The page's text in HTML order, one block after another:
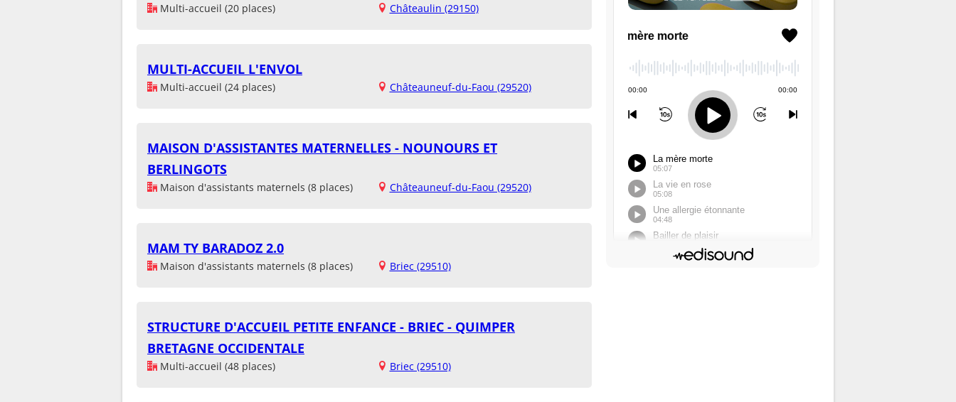
Multi-accueil (20 places) Châteaulin (29150)
MULTI-ACCUEIL L'ENVOL
Multi-accueil (24 places) Châteauneuf-du-Faou (29520)
MAISON D'ASSISTANTES MATERNELLES - NOUNOURS ET
BERLINGOTS
Maison d'assistants maternels (8 places) Châteauneuf-du-Faou (29520)
MAM TY BARADOZ 2.0
Maison d'assistants maternels (8 places) Briec (29510)
STRUCTURE D'ACCUEIL PETITE ENFANCE - BRIEC - QUIMPER
BRETAGNE OCCIDENTALE
Multi-accueil (48 places) Briec (29510)